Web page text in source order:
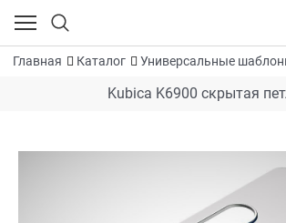
Главная Каталог Универсальные
Kubica K6900 скрытая